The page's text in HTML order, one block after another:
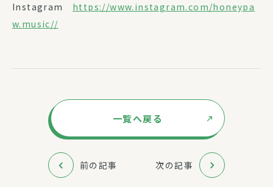
Instagram https://www.instagram.com/honeypa
w.music//
一覧へ戻る
前の記事 次の記事